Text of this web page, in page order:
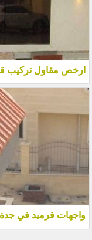
ارخص مقاول تركيب
واجهات قرميد في جدة